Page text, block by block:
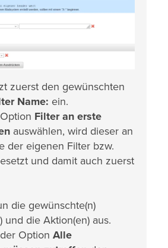
zuerst den gewünschten
Name: ein.
Filter an erste
auswählen, wird dieser an
der eigenen Filter bzw.
und damit auch zuerst
die gewünschte(n)
und die Aktion(en) aus.
Option Alle